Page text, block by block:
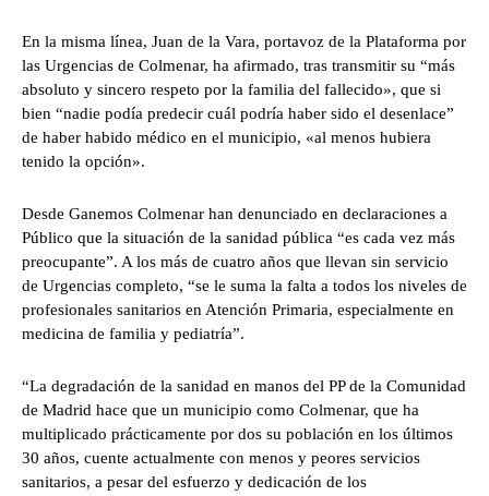
En la misma línea, Juan de la Vara, portavoz de la Plataforma por
las Urgencias de Colmenar, ha afirmado, tras transmitir su “más
absoluto y sincero respeto por la familia del fallecido», que si
bien “nadie podía predecir cuál podría haber sido el desenlace”
de haber habido médico en el municipio, «al menos hubiera
tenido la opción».
Desde Ganemos Colmenar han denunciado en declaraciones a
Público que la situación de la sanidad pública “es cada vez más
preocupante”. A los más de cuatro años que llevan sin servicio
de Urgencias completo, “se le suma la falta a todos los niveles de
profesionales sanitarios en Atención Primaria, especialmente en
medicina de familia y pediatría”.
“La degradación de la sanidad en manos del PP de la Comunidad
de Madrid hace que un municipio como Colmenar, que ha
multiplicado prácticamente por dos su población en los últimos
30 años, cuente actualmente con menos y peores servicios
sanitarios, a pesar del esfuerzo y dedicación de los